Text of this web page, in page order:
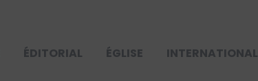
ÉDITORIAL ÉGLISE INTERNATIONAL